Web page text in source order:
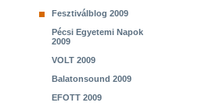
Fesztiválblog 2009
Pécsi Egyetemi Napok
2009
VOLT 2009
Balatonsound 2009
EFOTT 2009